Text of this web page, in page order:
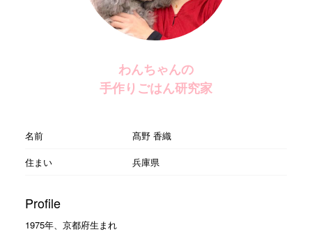
わんちゃんの
手作りごはん研究家
名前
髙野 香織
住まい
兵庫県
Profile
1975年、京都府生まれ